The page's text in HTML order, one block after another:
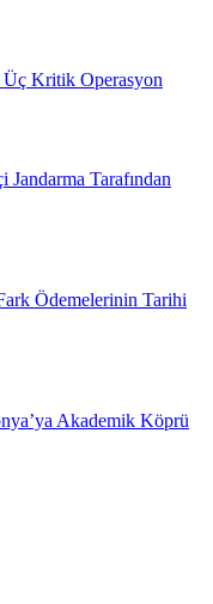
Kritik Operasyon
Tarafından
Ödemelerinin Tarihi
Akademik Köprü